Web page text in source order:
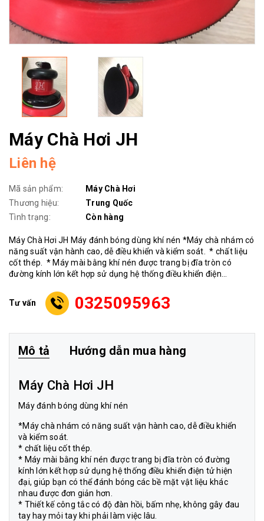
Máy Chà Hơi JH
Liên hệ
Mã sản phẩm:
Máy Chà Hơi
Thương hiệu:
Trung Quốc
Tình trạng:
Còn hàng
Máy Chà Hơi JH Máy đánh bóng dùng khí nén *Máy chà nhám có
năng suất vận hành cao, dễ điều khiển và kiểm soát. * chất liệu
cốt thép. * Máy mài bằng khí nén được trang bị đĩa tròn có
đường kính lớn kết hợp sử dụng hệ thống điều khiển điện...
Tư vấn 0325095963
Mô tả Hướng dẫn mua hàng
Máy Chà Hơi JH
Máy đánh bóng dùng khí nén
*Máy chà nhám có năng suất vận hành cao, dễ điều khiển
và kiểm soát.
* chất liệu cốt thép.
* Máy mài bằng khí nén được trang bị đĩa tròn có đường
kính lớn kết hợp sử dụng hệ thống điều khiển điện tử hiện
đại, giúp bạn có thể đánh bóng các bề mặt vật liệu khác
nhau được đơn giản hơn.
* Thiết kế công tắc có độ đàn hồi, bấm nhẹ, không gây đau
tay hay mỏi tay khi phải làm việc lâu.